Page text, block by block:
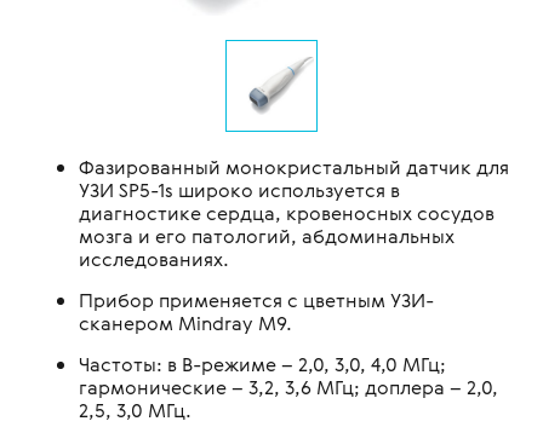
Фазированный монокристальный датчик для
УЗИ SP5-1s широко используется в
диагностике сердца, кровеносных сосудов
мозга и его патологий, абдоминальных
исследованиях.
Прибор применяется с цветным УЗИ-
сканером Mindray M9.
Частоты: в B-режиме – 2,0, 3,0, 4,0 МГц;
гармонические – 3,2, 3,6 МГц; доплера – 2,0,
2,5, 3,0 МГц.